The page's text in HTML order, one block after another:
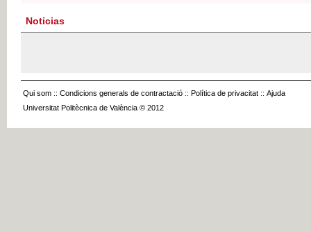
Noticias
Qui som :: Condicions generals de contractació :: Política de privacitat :: Ajuda
Universitat Politècnica de València © 2012